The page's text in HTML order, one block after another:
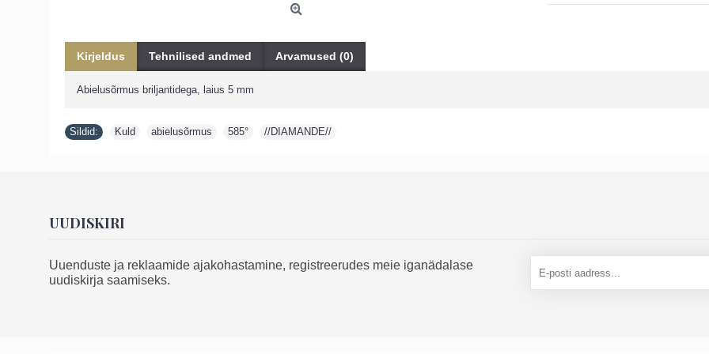
Kirjeldus Tehnilised andmed Arvamused (0)
Abielusõrmus briljantidega, laius 5 mm
Sildid: Kuld abielusõrmus 585° //DIAMANDE//
UUDISKIRI
Uuenduste ja reklaamide ajakohastamine, registreerudes meie iganädalase
uudiskirja saamiseks.